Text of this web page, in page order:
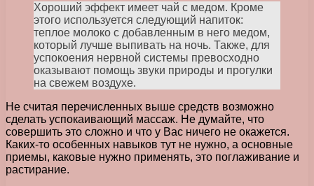
Хороший эффект имеет чай с медом. Кроме
этого используется следующий напиток:
теплое молоко с добавленным в него медом,
который лучше выпивать на ночь. Также, для
успокоения нервной системы превосходно
оказывают помощь звуки природы и прогулки
на свежем воздухе.
Не считая перечисленных выше средств возможно
сделать успокаивающий массаж. Не думайте, что
совершить это сложно и что у Вас ничего не окажется.
Каких-то особенных навыков тут не нужно, а основные
приемы, каковые нужно применять, это поглаживание и
растирание.